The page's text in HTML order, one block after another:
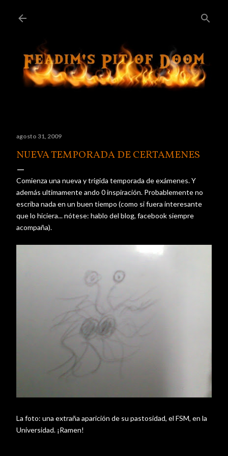
agosto 31, 2009
NUEVA TEMPORADA DE CERTAMENES
Comienza una nueva ytrigida temporada deexámenes. Y
además ultimamenteando 0inspiración. Probablementeno
escriba nada en un buen tiempo (como si fuera interesante
que lo hiciera...nótese: hablo del blog, facebook siempre
acompaña).
La foto: una extraña aparición de su pastosidad, el FSM, en la
Universidad. ¡Ramen!